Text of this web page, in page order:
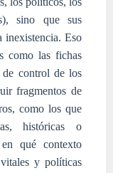
sino que sus
inexistencia. Eso
como las fichas
de control de los
fragmentos de
como los que
históricas o
qué contexto
y políticas